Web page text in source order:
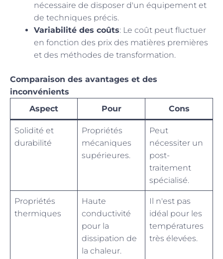
nécessaire de disposer d'un équipement et
de techniques précis.
Variabilité des coûts: Le coût peut fluctuer
en fonction des prix des matières premières
et des méthodes de transformation.
Comparaison des avantages et des
inconvénients
Aspect
Pour Cons
Solidité et
durabilité
Propriétés
mécaniques
supérieures.
Peut
nécessiter un
post-
traitement
spécialisé.
Propriétés
thermiques
Haute
conductivité
pour la
dissipation de
la chaleur.
Il n'est pas
idéal pour les
températures
très élevées.